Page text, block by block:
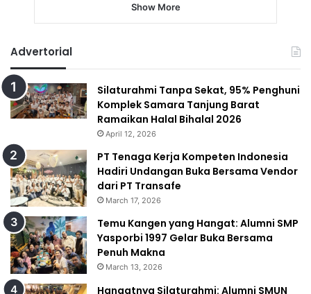
Show More
Advertorial
Silaturahmi Tanpa Sekat, 95% Penghuni
Komplek Samara Tanjung Barat
Ramaikan Halal Bihalal 2026
April 12, 2026
PT Tenaga Kerja Kompeten Indonesia
Hadiri Undangan Buka Bersama Vendor
dari PT Transafe
March 17, 2026
Temu Kangen yang Hangat: Alumni SMP
Yasporbi 1997 Gelar Buka Bersama
Penuh Makna
March 13, 2026
Hangatnya Silaturahmi: Alumni SMUN